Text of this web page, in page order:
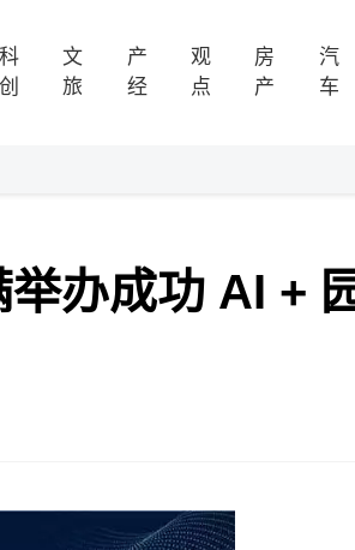
科
创
文
旅
产
经
观
点
房
产
汽
车
办成功 AI +